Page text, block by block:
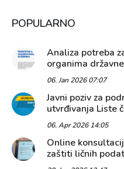
POPULARNO
Analiza potreba
organima
06. Jan 2026 07:07
Javni poziv za
utvrđivanja Liste
06. Apr 2026 14:05
Online
zaštiti ličnih